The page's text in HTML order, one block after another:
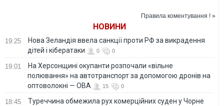
Правила коментування ! »
НОВИНИ
19:25
Нова Зеландія ввела санкції проти РФ за викрадення
дітей і кібератаки
0 0
19:01
На Херсонщині окупанти розпочали «вільне
полювання» на автотранспорт за допомогою дронів на
оптоволокні — ОВА
15 0
18:45
Туреччина обмежила рух комерційних суден у Чорне